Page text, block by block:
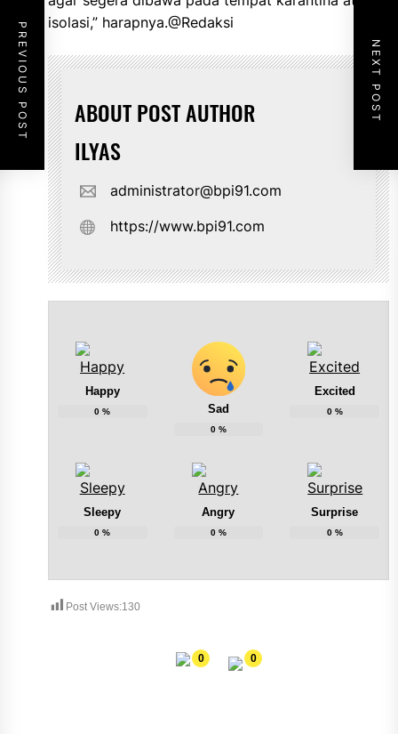
isolasi,” harapnya.@Redaksi
ABOUT POST AUTHOR
ILYAS
administrator@bpi91.com
https://www.bpi91.com
Happy
0 % Sad
0%
Excited
0%
Sleepy
0 %
Angry
0%
Surprise
0%
Post Views:130
0 0
PREVIOUS POST NEXT POST